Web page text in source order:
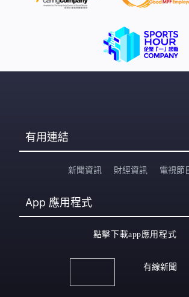
有用連結
新聞資訊 財經資訊 電視節
App 應用程式
點擊下載app應用程式
有線新聞